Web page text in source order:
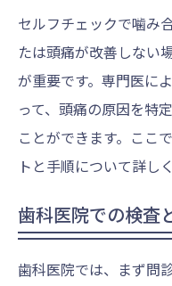
セルフチェックで噛み
たは頭痛が改善しない
が重要です。専門医に
って、頭痛の原因を特
ことができます。ここ
トと手順について詳し
歯科医院での検査
歯科医院では、まず問